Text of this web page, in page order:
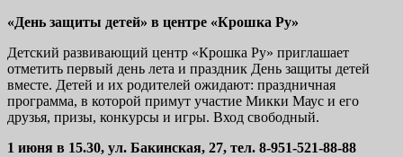
«День защиты детей» в центре «Крошка Ру»
Детский развивающий центр «Крошка Ру» приглашает
отметить первый день лета и праздник День защиты детей
вместе. Детей и их родителей ожидают: праздничная
программа, в которой примут участие Микки Маус и его
друзья, призы, конкурсы и игры. Вход свободный.
1 июня в 15.30, ул. Бакинская, 27, тел. 8-951-521-88-88